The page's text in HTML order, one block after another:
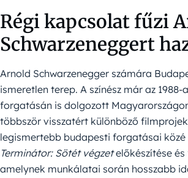
Régi kapcsolat fűzi
Schwarzeneggert
Arnold Schwarzenegger számára
ismeretlen terep. A színész már az 1988-
forgatásán is dolgozott
többször visszatért különböző
legismertebb budapesti forgatásai
Terminátor: Sötét végzetelőkészítése
amelynek munkálatai során hosszabb